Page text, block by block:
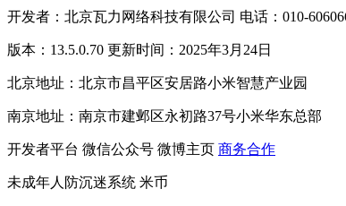
开发者：北京瓦力网络科技有限公司 电话：010-
版本：13.5.0.70 更新时间：2025年3月24日
北京地址：北京市昌平区安居路小米智慧产业园
南京地址：南京市建邺区永初路37号小米华东总部
开发者平台 微信公众号 微博主页 商务合作
未成年人防沉迷系统 米币